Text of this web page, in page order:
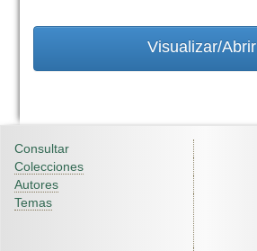
Visualizar/Abrir
Consultar
Colecciones
Autores
Temas